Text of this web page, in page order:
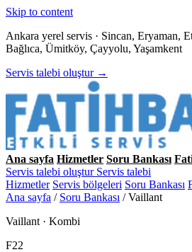
Skip to content
Ankara yerel servis · Sincan, Eryaman,
Bağlıca, Ümitköy, Çayyolu, Yaşamkent
Servis talebi oluştur →
Ana sayfa Hizmetler Soru Bankası
Servis talebi oluştur Servis talebi
Hizmetler Servis bölgeleri Soru Bankası
Ana sayfa / Soru Bankası / Vaillant
Vaillant · Kombi
F22